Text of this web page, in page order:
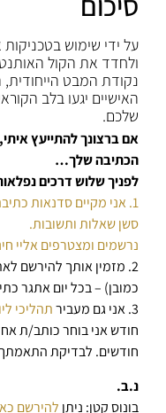
על ידי שימוש
ולחדד את הקול
נקודת המבט
האישיים יגעו בלב
שלכם.
אם ברצונך להתייעץ
הכתיבה שלך…
לפניך שלוש דרכים
1. אני מקיים סדנאות
סשן שאלות ותשובות.
נרשמים ומצטרפים אליי
2. מזמין אותך להירשם לאתגר
כמובן) – בכל יום אתגר
3. אני גם מעביר
תהליכי
חודש אני בוחר כותב/ת
חודשים. לבדיקת התאמתך
נ.ב.
בונוס קטן: ניתן להירשם